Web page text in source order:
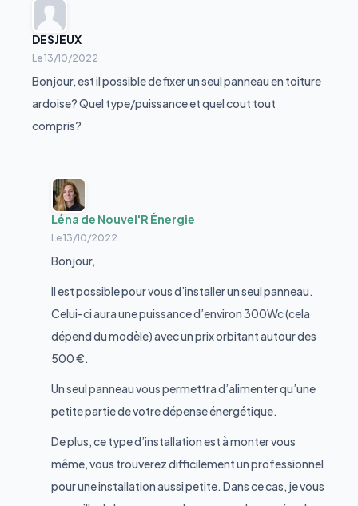
DESJEUX
Le13/10/2022
Bonjour, est il possible de fixer un seul panneau en toiture
ardoise? Quel type/puissance et quel cout tout
compris?
Léna de Nouvel'R Énergie
Le13/10/2022
Bonjour,
Il est possible pour vous d’installer un seul panneau.
Celui-ci aura une puissance d’environ 300Wc (cela
dépend du modèle) avec un prix orbitant autour des
500 €.
Un seul panneau vous permettra d’alimenter qu’une
petite partie de votre dépense énergétique.
De plus, ce type d’installation est à monter vous
même, vous trouverez difficilement un professionnel
pour une installation aussi petite. Dans ce cas, je vous